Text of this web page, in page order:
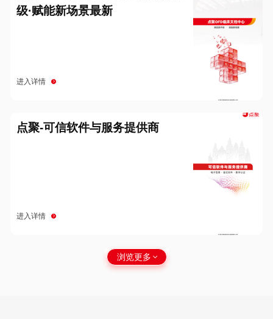
级·赋能新场景最新
进入详情
点聚-可信软件与服务提供商
进入详情
浏览更多